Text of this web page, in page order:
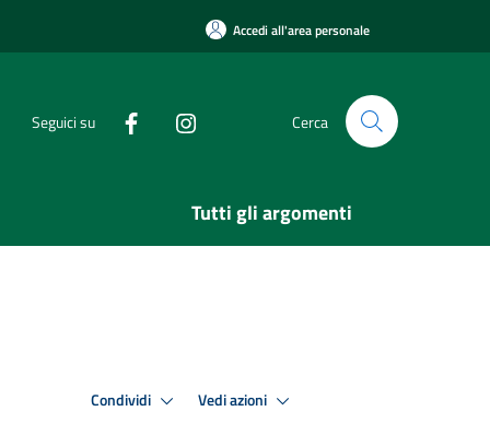
Accedi all'area personale
Seguici su Cerca
Tutti gli argomenti
Condividi Vedi azioni